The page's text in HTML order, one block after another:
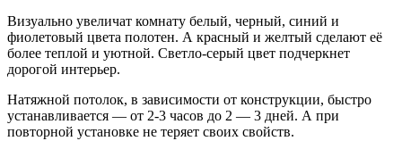
Визуально увеличат комнату белый, черный, синий и
фиолетовый цвета полотен. А красный и желтый сделают её
более теплой и уютной. Светло-серый цвет подчеркнет
дорогой интерьер.
Натяжной потолок, в зависимости от конструкции, быстро
устанавливается — от 2-3 часов до 2 — 3 дней. А при
повторной установке не теряет своих свойств.